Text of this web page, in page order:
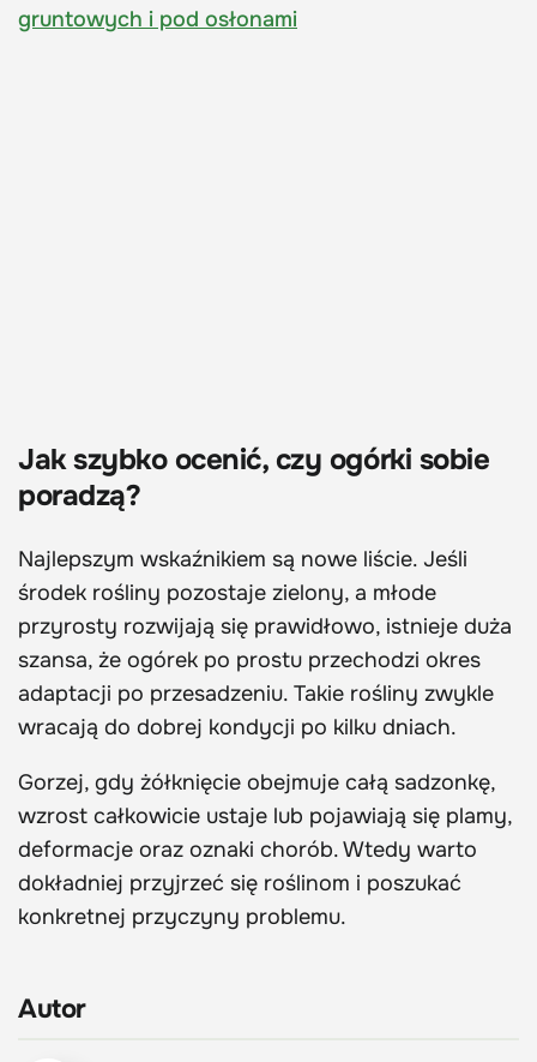
gruntowych i pod osłonami
Jak szybko ocenić, czy ogórki sobie
poradzą?
Najlepszym wskaźnikiem są nowe liście. Jeśli
środek rośliny pozostaje zielony, a młode
przyrosty rozwijają się prawidłowo, istnieje duża
szansa, że ogórek po prostu przechodzi okres
adaptacji po przesadzeniu. Takie rośliny zwykle
wracają do dobrej kondycji po kilku dniach.
Gorzej, gdy żółknięcie obejmuje całą sadzonkę,
wzrost całkowicie ustaje lub pojawiają się plamy,
deformacje oraz oznaki chorób. Wtedy warto
dokładniej przyjrzeć się roślinom i poszukać
konkretnej przyczyny problemu.
Autor